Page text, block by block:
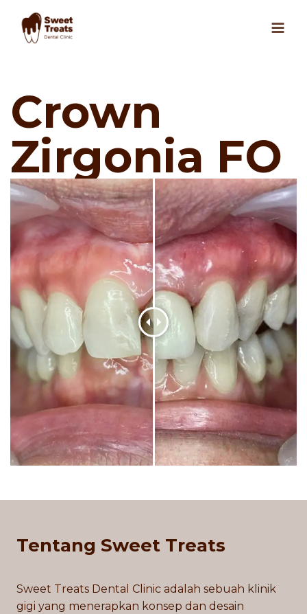
content
Crown
Zirgonia FO
Tentang Sweet Treats
Sweet Treats Dental Clinic adalah sebuah klinik
gigi yang menerapkan konsep dan desain